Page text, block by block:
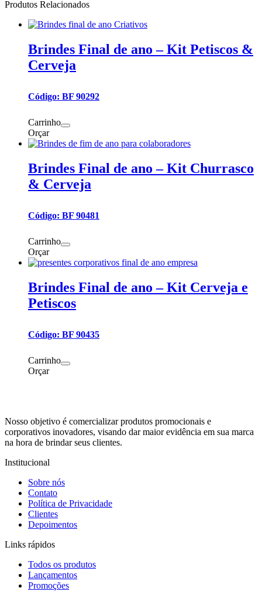
Produtos Relacionados
Brindes Final de ano – Kit Petiscos &
Cerveja
Código: BF 90292
Carrinho
Orçar
Brindes Final de ano – Kit Churrasco
& Cerveja
Código: BF 90481
Carrinho
Orçar
Brindes Final de ano – Kit Cerveja e
Petiscos
Código: BF 90435
Carrinho
Orçar
Nosso objetivo é comercializar produtos promocionais e
corporativos inovadores, visando dar maior evidência em sua marca
na hora de brindar seus clientes.
Institucional
Sobre nós
Contato
Política de Privacidade
Clientes
Depoimentos
Links rápidos
Todos os produtos
Lançamentos
Promoções